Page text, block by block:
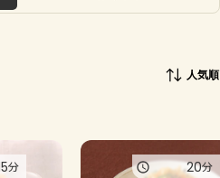
トマト とうもろこし
ピーマン
人気順
分 20分